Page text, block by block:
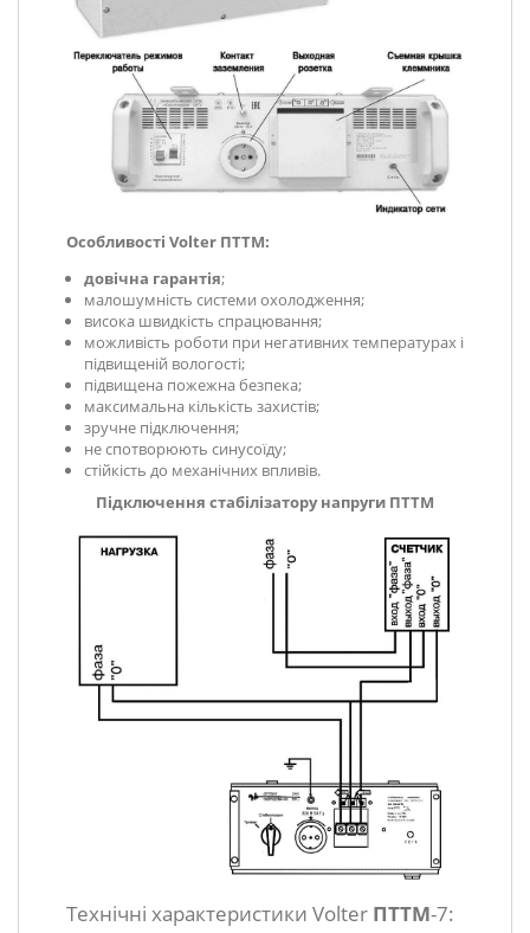
Особливості Volter ПТТМ:
довічна гарантія;
малошумність системи охолодження;
висока швидкість спрацювання;
можливість роботи при негативних температурах і
підвищеній вологості;
підвищена пожежна безпека;
максимальна кількість захистів;
зручне підключення;
не спотворюють синусоїду;
стійкість до механічних впливів.
Підключення стабілізатору напруги ПТТМ
Технічні характеристики Volter ПТТМ-7: